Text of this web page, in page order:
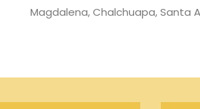
Magdalena, Chalchuapa, Santa